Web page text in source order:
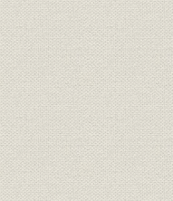
生産
生産